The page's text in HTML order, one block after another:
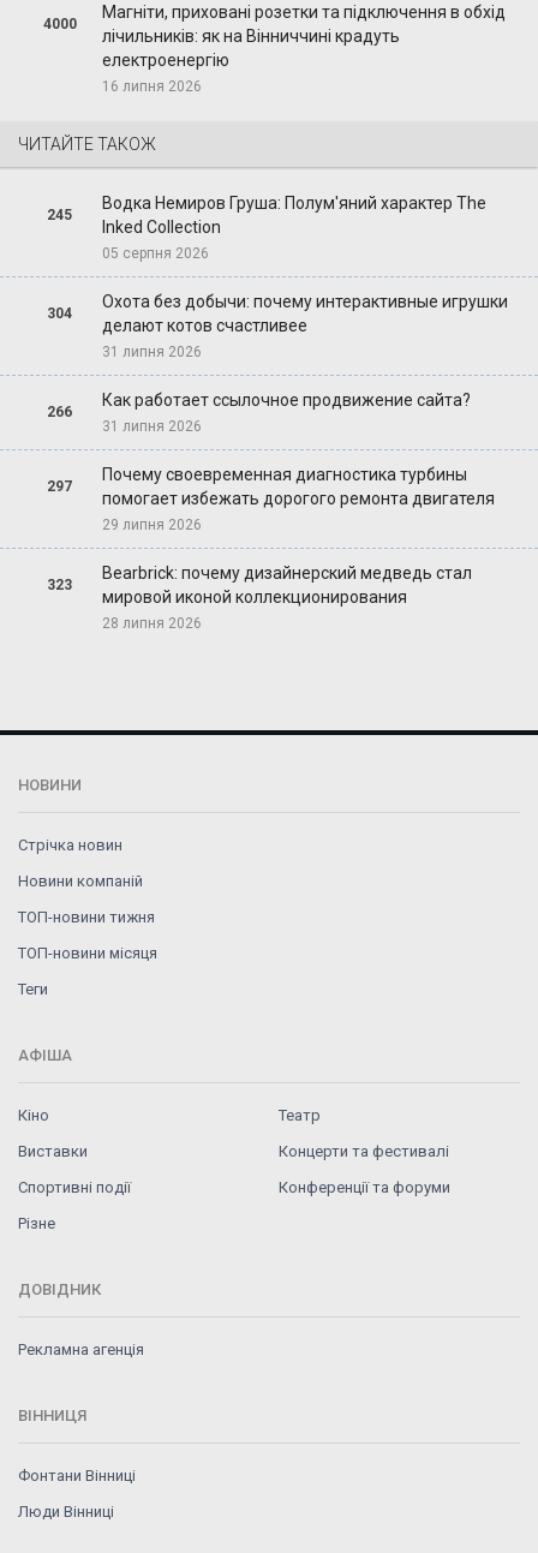
4000
Магніти, приховані розетки та підключення в обхід
лічильників: як на Вінниччині крадуть
електроенергію
16 липня 2026
ЧИТАЙТЕ ТАКОЖ
245
Водка Немиров Груша: Полум'яний характер The
Inked Collection
05 серпня 2026
304
Охота без добычи: почему интерактивные игрушки
делают котов счастливее
31 липня 2026
266
Как работает ссылочное продвижение сайта?
31 липня 2026
297
Почему своевременная диагностика турбины
помогает избежать дорогого ремонта двигателя
29 липня 2026
323
Bearbrick: почему дизайнерский медведь стал
мировой иконой коллекционирования
28 липня 2026
НОВИНИ
Стрічка новин
Новини компаній
ТОП-новини тижня
ТОП-новини місяця
Теги
АФІША
Кіно
Театр
Виставки
Концерти та фестивалі
Спортивні події
Конференції та форуми
Різне
ДОВІДНИК
Рекламна агенція
ВІННИЦЯ
Фонтани Вінниці
Люди Вінниці